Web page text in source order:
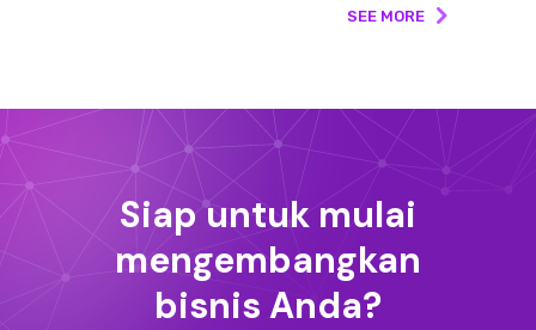
SEE MORE
Siap untuk mulai
mengembangkan
bisnis Anda?